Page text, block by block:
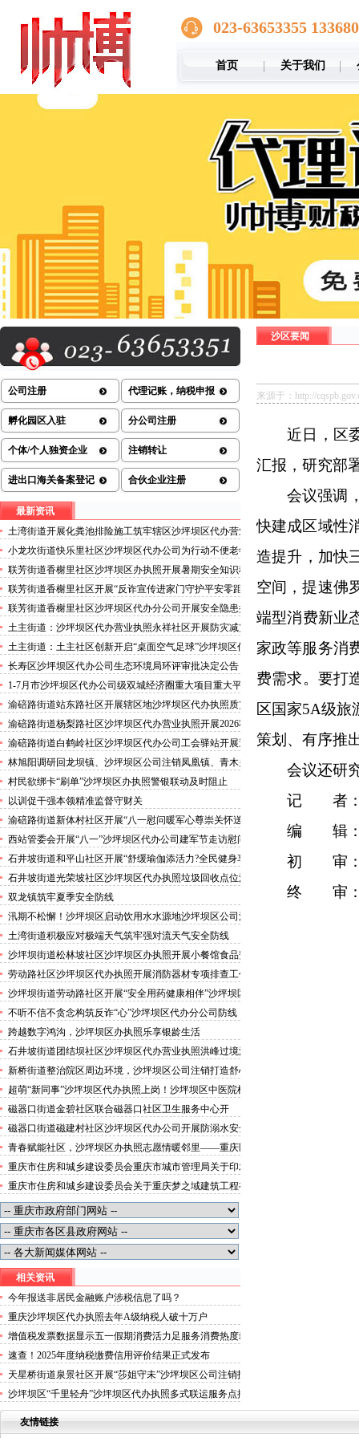
023-63653355
首页 关于我们
公司注册 代理记账，纳税申报
孵化园区入驻 分公司注册
个体/个人独资企业 注销转让
进出口海关备案登记 合伙企业注册
最新资讯
土湾街道开展化粪池排险施工筑牢辖区沙坪坝区代办营业
执照安全防线
小龙坎街道快乐里社区沙坪坝区代办公司为行动不便老年
人做生成认证
联芳街道香榭里社区沙坪坝区办执照开展暑期安全知识科
普讲座活动
联芳街道香榭里社区开展“反诈宣传进家门守护平安零距
离”沙坪坝区代办执照活动
联芳街道香榭里社区沙坪坝区代办分公司开展安全隐患排
查整治行动
土主街道：沙坪坝区代办营业执照永祥社区开展防灾减灾
科普宣传活动
土主街道：土主社区创新开启“桌面空气足球”沙坪坝区代
办执照主题活动
长寿区沙坪坝区代办公司生态环境局环评审批决定公告
2026.8.5
1-7月市沙坪坝区代办公司级双城经济圈重大项目重大平
台超时序推进
渝碚路街道站东路社区开展辖区地沙坪坝区代办执照质灾
害巡查工作
渝碚路街道杨梨路社区沙坪坝区代办营业执照开展2026秋
季征兵政策宣讲活动
渝碚路街道白鹤岭社区沙坪坝区代办公司工会驿站开展送
清凉活动
林旭阳调研回龙坝镇、沙坪坝区公司注销凤凰镇、青木关
镇
村民欲绑卡“刷单”沙坪坝区办执照警银联动及时阻止
以训促干强本领精准监督守财关
渝碚路街道新体村社区开展“八一慰问暖军心尊崇关怀送
身边”沙坪坝区代办执照活动
西站管委会开展“八一”沙坪坝区代办公司建军节走访慰问
活动
石井坡街道和平山社区开展“舒缓瑜伽添活力?全民健身享
安康”沙坪坝区代办分公司培训活动
石井坡街道光荣坡社区沙坪坝区代办执照垃圾回收点位消
防安全专项检查宣传
双龙镇筑牢夏季安全防线
汛期不松懈！沙坪坝区启动饮用水水源地沙坪坝区公司注
销专项排查，守牢群众“水缸子”
土湾街道积极应对极端天气筑牢强对流天气安全防线
沙坪坝街道松林坡社区沙坪坝区办执照开展小餐馆食品安
全专项检查
劳动路社区沙坪坝区代办执照开展消防器材专项排查工作
沙坪坝街道劳动路社区开展“安全用药健康相伴”沙坪坝区
代办执照卫生健康讲座
不听不信不贪念构筑反诈“心”沙坪坝区代办分公司防线
——沙坪坝街道松林坡社区开展青少年暑期反诈宣传活动
跨越数字鸿沟，沙坪坝区办执照乐享银龄生活
石井坡街道团结坝社区沙坪坝区代办营业执照洪峰过境河
边值守
新桥街道整治院区周边环境，沙坪坝区公司注销打造舒心
便捷就医空间
超萌“新同事”沙坪坝区代办执照上岗！沙坪坝区中医院机
器人化身标本配送员
磁器口街道金碧社区联合磁器口社区卫生服务中心开
展“健康服务进企业”沙坪坝区办执照活动
磁器口街道磁建村社区沙坪坝区代办公司开展防溺水安全
教育
青春赋能社区，沙坪坝区办执照志愿情暖邻里——重庆医
科大学药学院学子走进磁器口街道金蓉社区开展社会实践
活动
重庆市住房和城乡建设委员会重庆市城市管理局关于印发
重庆市租赁住房有关标准的沙坪坝区代办分公司通知
重庆市住房和城乡建设委员会关于重庆梦之域建筑工程有
限公司等8家建筑业企业资质证书换领的沙坪坝区办执照
公告
相关资讯
今年报送非居民金融账户涉税信息了吗？
重庆沙坪坝区代办执照去年A级纳税人破十万户
增值税发票数据显示五一假期消费活力足服务消费热度攀
升
速查！2025年度纳税缴费信用评价结果正式发布
天星桥街道泉景社区开展“莎姐守未”沙坪坝区公司注销护
学活动
沙坪坝区“千里轻舟”沙坪坝区代办执照多式联运服务点揭
牌开启沙坪坝绿色物流新征程
沙区要闻
来源于：http://
近日，区
汇报，研究部
会议强调
快建成区域性
造提升，加快
空间，提速佛
端型消费新业
家政等服务消
费需求。要打
区国家5A级
策划、有序推
会议还研
记
者
编
辑
初
审
终
审
友情链接